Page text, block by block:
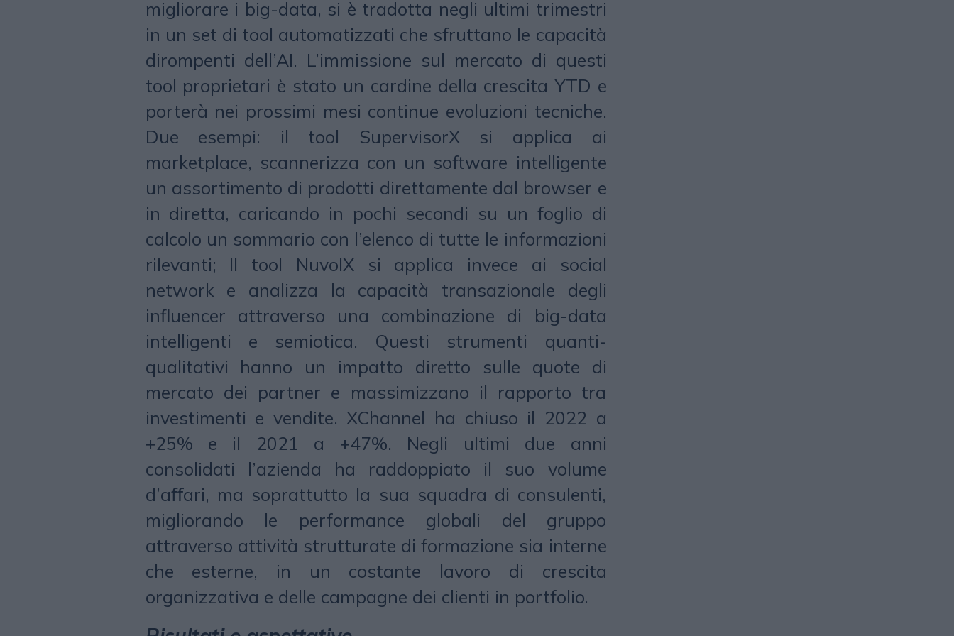
migliorare i big-data, si è tradotta negli ultimi trimestri
in un set di tool automatizzati che sfruttano le capacità
dirompenti dell’AI. L’immissione sul mercato di questi
tool proprietari è stato un cardine della crescita YTD e
porterà nei prossimi mesi continue evoluzioni tecniche.
Due esempi: il tool SupervisorX si applica ai
marketplace, scannerizza con un software intelligente
un assortimento di prodotti direttamente dal browser e
in diretta, caricando in pochi secondi su un foglio di
calcolo un sommario con l’elenco di tutte le informazioni
rilevanti; Il tool NuvolX si applica invece ai social
network e analizza la capacità transazionale degli
influencer attraverso una combinazione di big-data
intelligenti e semiotica. Questi strumenti quanti-
qualitativi hanno un impatto diretto sulle quote di
mercato dei partner e massimizzano il rapporto tra
investimenti e vendite. XChannel ha chiuso il 2022 a
+25% e il 2021 a +47%. Negli ultimi due anni
consolidati l’azienda ha raddoppiato il suo volume
d’aﬀari, ma soprattutto la sua squadra di consulenti,
migliorando le performance globali del gruppo
attraverso attività strutturate di formazione sia interne
che esterne, in un costante lavoro di crescita
organizzativa e delle campagne dei clienti in portfolio.